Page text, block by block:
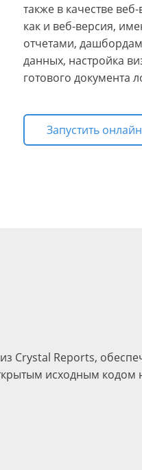
также в качестве
как и веб-версия,
отчетами,
данных, настройка
готового документа
Запустить онлайн
Crystal Reports,
исходным